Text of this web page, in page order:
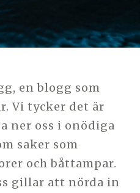
en blogg som
Vi tycker det är
ner oss i onödiga
saker som
och båttampar.
gillar att nörda in